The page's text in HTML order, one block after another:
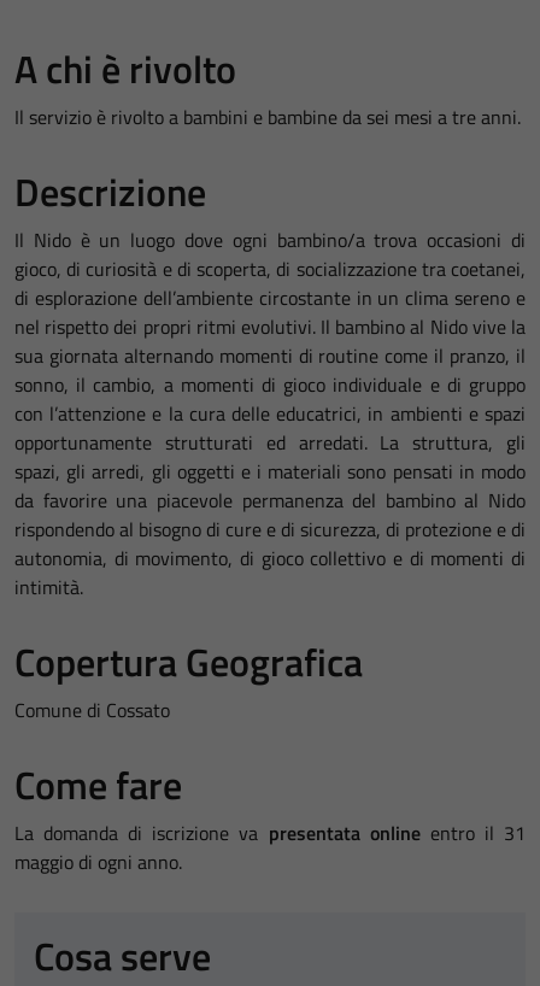
A chi è rivolto
Il servizio è rivolto a bambini e bambine da sei mesi a tre anni.
Descrizione
Il Nido è un luogo dove ogni bambino/a trova occasioni di
gioco, di curiosità e di scoperta, di socializzazione tra coetanei,
di esplorazione dell’ambiente circostante in un clima sereno e
nel rispetto dei propri ritmi evolutivi. Il bambino al Nido vive la
sua giornata alternando momenti di routine come il pranzo, il
sonno, il cambio, a momenti di gioco individuale e di gruppo
con l’attenzione e la cura delle educatrici, in ambienti e spazi
opportunamente strutturati ed arredati. La struttura, gli
spazi, gli arredi, gli oggetti e i materiali sono pensati in modo
da favorire una piacevole permanenza del bambino al Nido
rispondendo al bisogno di cure e di sicurezza, di protezione e di
autonomia, di movimento, di gioco collettivo e di momenti di
intimità.
Copertura Geografica
Comune di Cossato
Come fare
La domanda di iscrizione va presentata onlineentro il 31
maggio di ogni anno.
Cosa serve